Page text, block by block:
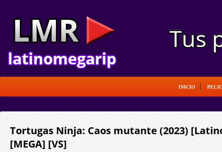
INICIO
Tortugas Ninja: Caos mutante (2023)
[MEGA] [VS]